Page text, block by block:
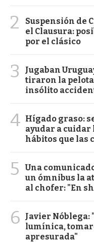
2
Suspensión de
el Clausura:
por el clásico
3
Jugaban
tiraron la pelota
insólito
4 Hígado graso:
ayudar a cuidar
hábitos que las
5
Una
un ómnibus la
al chofer: "En
6
Javier Nóblega:
lumínica,
apresurada"